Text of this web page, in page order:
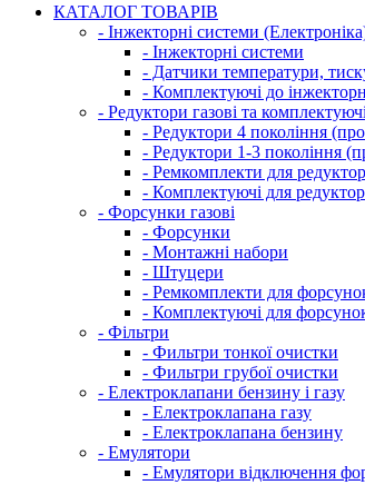
КАТАЛОГ ТОВАРІВ
- Інжекторні системи
- Інжекторні системи
- Датчики температури,
- Комплектуючі до
- Редуктори газові та комплектуючі
- Редуктори 4 покоління
- Редуктори 1-3 покоління
- Ремкомплекти для
- Комплектуючі для
- Форсунки газові
- Форсунки
- Монтажні набори
- Штуцери
- Ремкомплекти для
- Комплектуючі для
- Фільтри
- Фильтри тонкої очистки
- Фильтри грубої очистки
- Електроклапани бензину і газу
- Електроклапана газу
- Електроклапана бензину
- Емулятори
- Емулятори відключення